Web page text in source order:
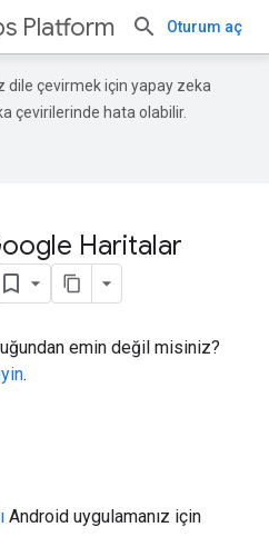
Platform Oturum aç
dile çevirmek için yapay zeka
çevirilerinde hata olabilir.
Haritalar
emin değil misiniz?
.
Android uygulamanız için